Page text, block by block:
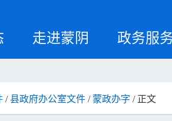
走进蒙阴 政务服
/ 县政府办公室文件 / 蒙政办字 / 正文